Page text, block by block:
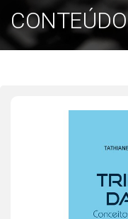
CONTEÚDO